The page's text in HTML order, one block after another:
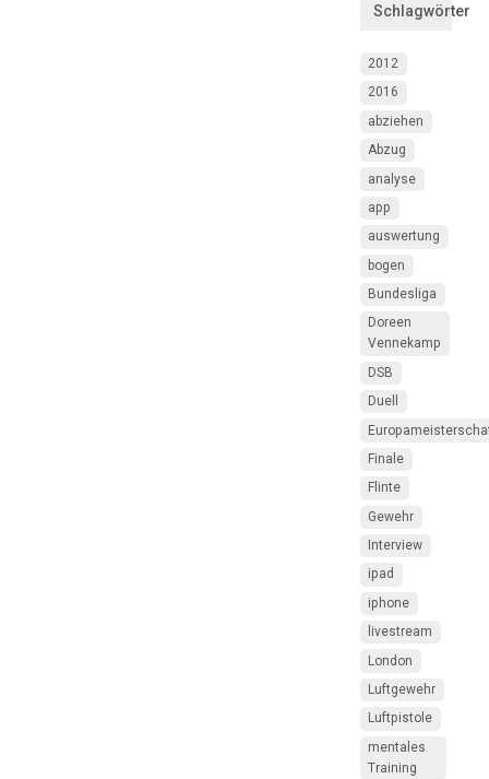
Schlagwörter
2012
2016
abziehen
Abzug
analyse
app
auswertung
bogen
Bundesliga
Doreen
Vennekamp
DSB
Duell
Finale
Flinte
Gewehr
Interview
ipad
iphone
livestream
London
Luftgewehr
Luftpistole
mentales
Training